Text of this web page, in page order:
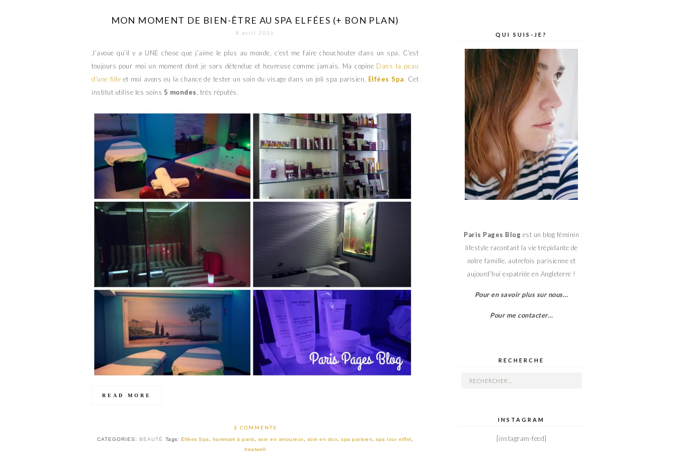
MON MOMENT DE BIEN-ÊTRE AU SPA ELFÉES (+ BON PLAN)
8 avril 2016
J’avoue qu’il y a UNE chose que j’aime le plus au monde, c’est me faire chouchouter dans un spa. C’est
toujours pour moi un moment dont je sors détendue et heureuse comme jamais. Ma copine Dans la peau
d’une fille et moi avons eu la chance de tester un soin du visage dans un joli spa parisien, Elfées Spa. Cet
institut utilise les soins 5 mondes , très réputés.
READ MORE
2 COMMENTS
CATEGORIES: BEAUTÉ Tags: Elfées Spa hammam à paris soin en amoureux soin en duo ,spa parisien ,spa tour eiffel
treatwell
QUI SUIS-JE?
Paris Pages Blog est un blog féminin
lifestyle racontant la vie trépidante de
notre famille, autrefois parisienne et
aujourd’hui expatriée en Angleterre !
Pour en savoir plus sur nous…
Pour me contacter…
RECHERCHE
Rechercher :
INSTAGRAM
[instagram-feed]